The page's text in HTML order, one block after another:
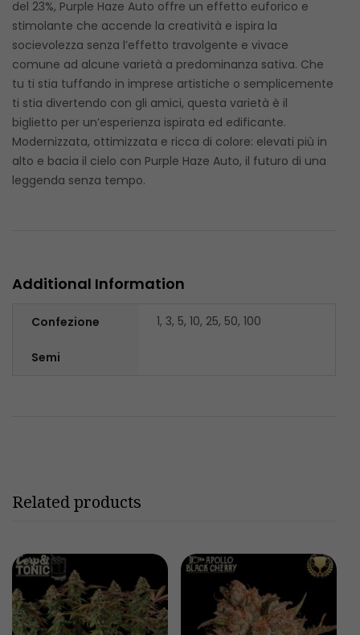
del 23%, Purple Haze Auto offre un effetto euforico e
stimolante che accende la creatività e ispira la
socievolezza senza l’effetto travolgente e vivace
comune ad alcune varietà a predominanza sativa. Che
tu ti stia tuffando in imprese artistiche o semplicemente
ti stia divertendo con gli amici, questa varietà è il
biglietto per un’esperienza ispirata ed edificante.
Modernizzata, ottimizzata e ricca di colore: elevati più in
alto e bacia il cielo con Purple Haze Auto, il futuro di una
leggenda senza tempo.
Additional Information
Confezione
Semi
1, 3, 5, 10, 25, 50, 100
Related products